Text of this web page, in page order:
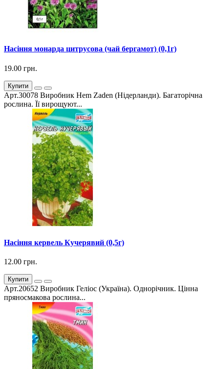
Насіння монарда цитрусова (чай бергамот) (0,1г)
19.00 грн.
Купити
Арт.30078 Виробник Hem Zaden (Нідерланди). Багаторічна
рослина. Її вирощуют...
Насіння кервель Кучерявий (0,5г)
12.00 грн.
Купити
Арт.20652 Виробник Геліос (Україна). Однорічник. Цінна
пряносмакова рослина...